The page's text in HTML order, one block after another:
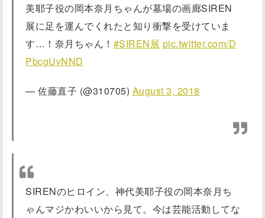
美耶子役の岡本奈月ちゃんが墓場の画廊SIREN
展に足を運んでくれたと知り衝撃を受けていま
す…！奈月ちゃん！ #SIREN展 pic.twitter.com/D
PbcgUvNND
— 佐藤直子 (@310705) August 3, 2018
SIRENのヒロイン、神代美耶子役の岡本奈月ち
ゃんマジかわいいから見て。今は芸能活動してな